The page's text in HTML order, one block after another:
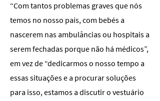
“Com tantos problemas graves que nós
temos no nosso país, com bebés a
nascerem nas ambulâncias ou hospitais a
serem fechadas porque não há médicos”,
em vez de “dedicarmos o nosso tempo a
essas situações e a procurar soluções
para isso, estamos a discutir o vestuário